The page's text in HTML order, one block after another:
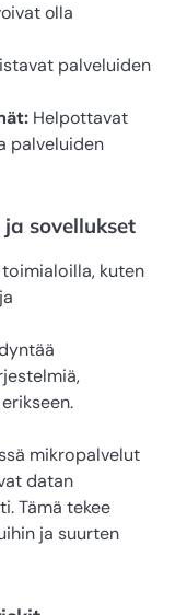
olla
palveluiden
Helpottavat
palveluiden
sovellukset
kuten
mikropalvelut
datan
Tämä tekee
ja suurten